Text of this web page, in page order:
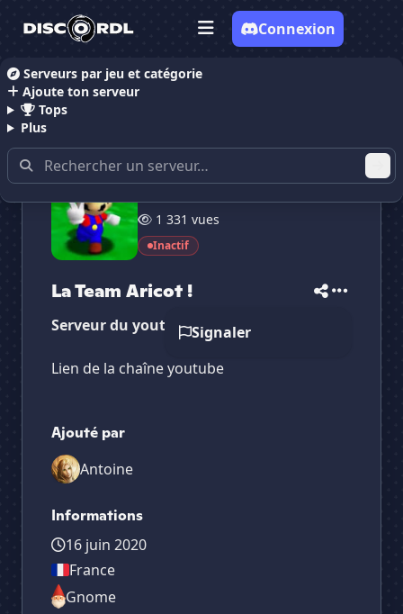
Serveurs par jeu et catégorie
Ajoute ton serveur
Tops
Plus
Connexion
Accueil Serveurs Discord Communauté
1 331 vues
Inactif
La Team Aricot !
Signaler
Serveur du youtubeur aricotvert
Lien de la chaîne youtube
Ajouté par
Antoine
Informations
16 juin 2020
France
Gnome
Vote pourLa Team Aricot !
La Team Aricot !
Es-tu sûr de vouloir supprimer ton avis de ce
serveur ?
Supprimer
La Team Aricot !